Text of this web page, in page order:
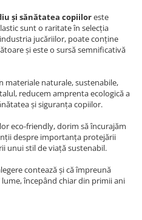
și sănătatea copiiloreste
sunt o raritate în selecția
jucăriilor, poate conține
și este o sursă semnificativă
materiale naturale, sustenabile,
reducem amprenta ecologică a
și siguranța copiilor.
eco-friendly, dorim să încurajăm
despre importanța protejării
unui stil de viață sustenabil.
contează și că împreună
începând chiar din primii ani